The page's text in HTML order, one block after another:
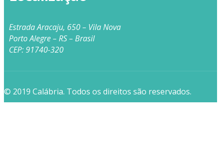
Estrada Aracaju, 650 – Vila Nova
Porto Alegre – RS – Brasil
CEP: 91740-320
© 2019 Calábria. Todos os direitos são reservados.